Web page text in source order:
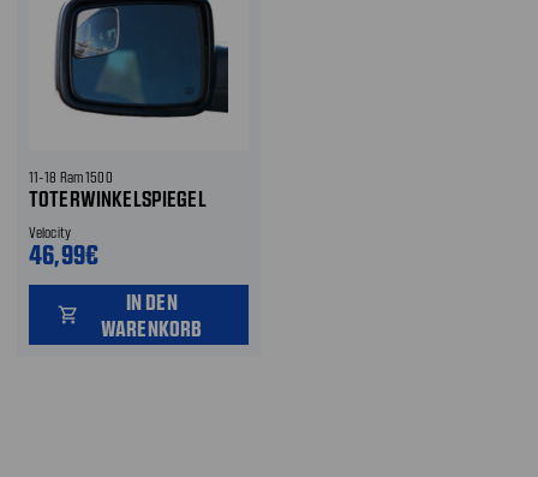
11-18 Ram 1500
TOTERWINKELSPIEGEL
Velocity
46,99€
shopping_cart
IN DEN
WARENKORB